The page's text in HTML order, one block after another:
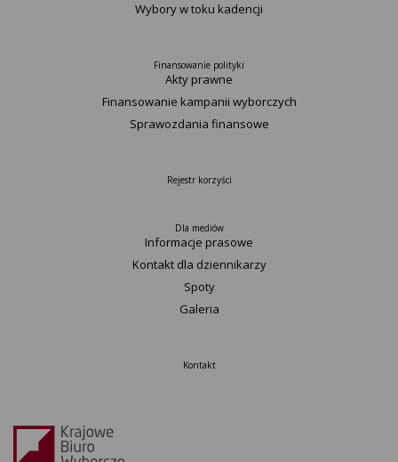
Wybory w toku kadencji
Finansowanie polityki
Akty prawne
Finansowanie kampanii wyborczych
Sprawozdania finansowe
Rejestr korzyści
Dla mediów
Informacje prasowe
Kontakt dla dziennikarzy
Spoty
Galeria
Kontakt